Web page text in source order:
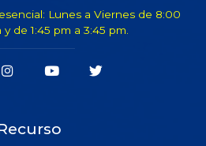
Lunes a Viernes de 8:00
y de 1:45 pm a 3:45 pm.